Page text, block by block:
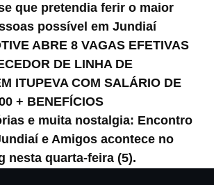
que pretendia ferir o maior
possível em Jundiaí
ABRE 8 VAGAS EFETIVAS
DE LINHA DE
ITUPEVA COM SALÁRIO DE
+ BENEFÍCIOS
e muita nostalgia: Encontro
e Amigos acontece no
nesta quarta-feira (5).